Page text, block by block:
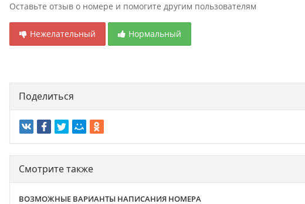
Оставьте отзыв о номере и помогите другим пользователям
Нежелательный Нормальный
Поделиться
Смотрите также
ВОЗМОЖНЫЕ ВАРИАНТЫ НАПИСАНИЯ НОМЕРА